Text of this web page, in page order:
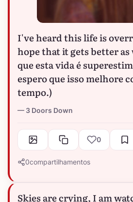
I've heard this life is
hope that it gets better as
que esta vida é
espero que isso melhore
tempo.)
3 Doors Down
0
0compartilhamentos
Skies are crying, I am